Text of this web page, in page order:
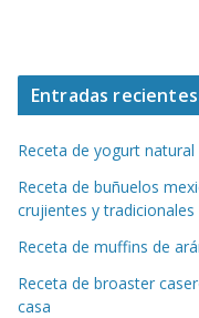
Entradas recientes
Receta de yogurt
Receta de buñuelos
crujientes y tradicionales
Receta de muffins de
Receta de broaster
casa